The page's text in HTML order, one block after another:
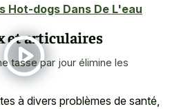
Hot-dogs Dans De L'eau
et articulaires
tasse par jour élimine les
à divers problèmes de santé,